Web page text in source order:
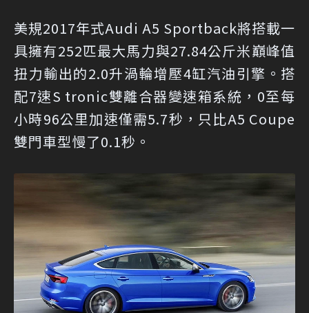
美規2017年式Audi A5 Sportback將搭載一
具擁有252匹最大馬力與27.84公斤米巔峰值
扭力輸出的2.0升渦輪增壓4缸汽油引擎。搭
配7速S tronic雙離合器變速箱系統，0至每
小時96公里加速僅需5.7秒，只比A5 Coupe
雙門車型慢了0.1秒。